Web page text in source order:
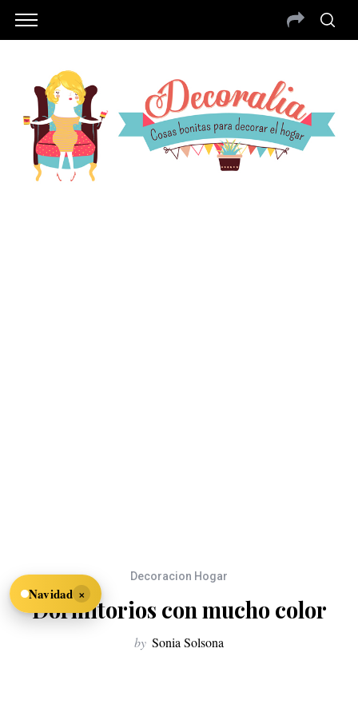
Decoracion Hogar
Dormitorios con mucho color
by Sonia Solsona
Navidad ×